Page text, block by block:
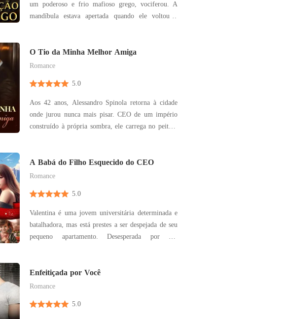
um poderoso e frio mafioso grego, vociferou. A
mandíbula estava apertada quando ele voltou a
trás e elevou o rosto com traços delicados. Como
Eros poderia e
O Tio da Minha Melhor Amiga
Romance
5.0
Aos 42 anos, Alessandro Spinola retorna à cidade
onde jurou nunca mais pisar. CEO de um império
construído à própria sombra, ele carrega no peito a
Caterina, uma adolescente que ele mal conhece. O
que Alessandro
A Babá do Filho Esquecido do CEO
Romance
5.0
Valentina é uma jovem universitária determinada e
batalhadora, mas está prestes a ser despejada de seu
pequeno apartamento. Desesperada por um
candidatar. O trabalho é para cuidar de Felipe, o
filho de Aslan
Enfeitiçada por Você
Romance
5.0